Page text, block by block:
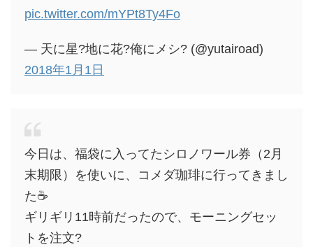
pic.twitter.com/mYPt8Ty4Fo
— 天に星?地に花?俺にメシ? (@yutairoad)
2018年1月1日
今日は、福袋に入ってたシロノワール券（2月
末期限）を使いに、コメダ珈琲に行ってきまし
た☕
ギリギリ11時前だったので、モーニングセッ
トを注文?